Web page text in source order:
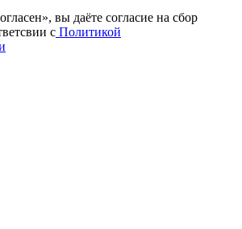
вы даёте cогласие на сбор
с Политикой